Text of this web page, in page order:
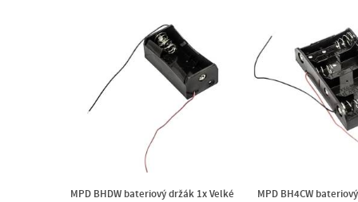
MPD BHDW bateriový držák 1x Velké MPD BH4CW